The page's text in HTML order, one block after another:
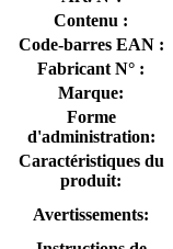
Contenu :
Code-barres EAN :
Fabricant N° :
Marque:
Forme
d'administration:
Caractéristiques du
produit:
Avertissements: